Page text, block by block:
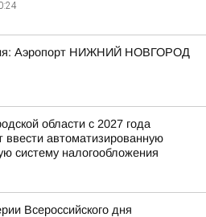
Аэропорт НИЖНИЙ НОВГОРОД
области с 2027 года
ввести автоматизированную
систему налогообложения
Всероссийского дня